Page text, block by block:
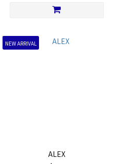
NEW ARRIVAL
ALEX